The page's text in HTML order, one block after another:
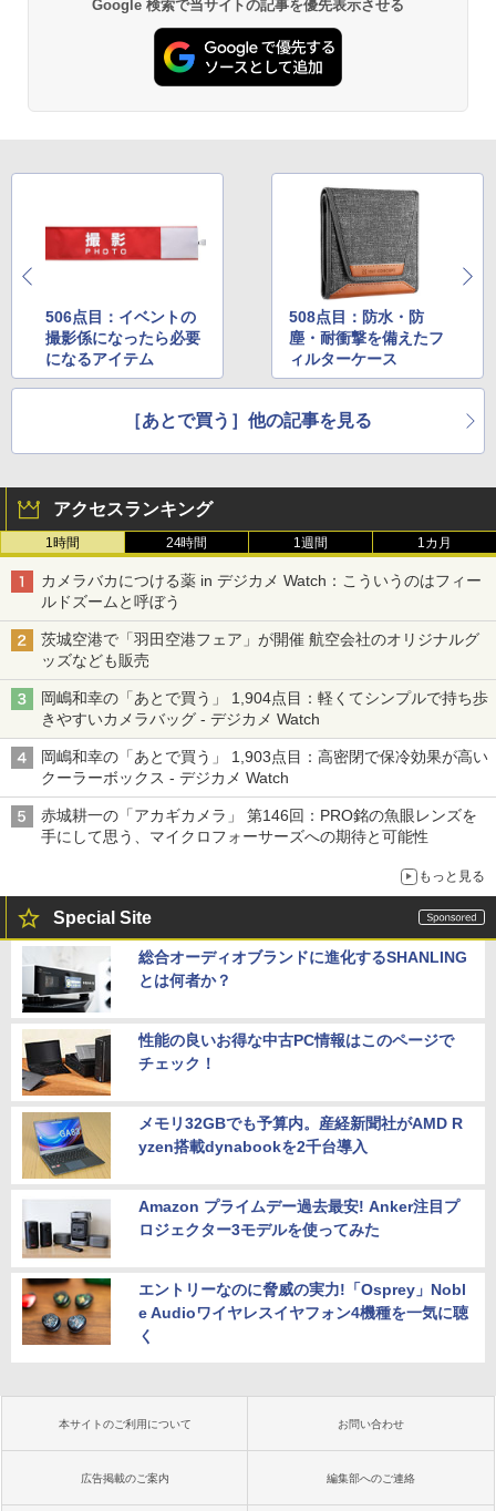
Google 検索で当サイトの記事を優先表示させる
506点目：イベントの
撮影係になったら必要
になるアイテム
508点目：防水・防
塵・耐衝撃を備えたフ
ィルターケース
［あとで買う］他の記事を見る
アクセスランキング
1時間 24時間 1週間 1カ月
カメラバカにつける薬 in デジカメ Watch：こういうのはフィー
ルドズームと呼ぼう
茨城空港で「羽田空港フェア」が開催 航空会社のオリジナルグ
ッズなども販売
岡嶋和幸の「あとで買う」 1,904点目：軽くてシンプルで持ち歩
きやすいカメラバッグ - デジカメ Watch
岡嶋和幸の「あとで買う」 1,903点目：高密閉で保冷効果が高い
クーラーボックス - デジカメ Watch
赤城耕一の「アカギカメラ」 第146回：PRO銘の魚眼レンズを
手にして思う、マイクロフォーサーズへの期待と可能性
もっと見る
Special Site
総合オーディオブランドに進化するSHANLING
とは何者か？
性能の良いお得な中古PC情報はこのページで
チェック！
メモリ32GBでも予算内。産経新聞社がAMD R
yzen搭載dynabookを2千台導入
Amazon プライムデー過去最安! Anker注目プ
ロジェクター3モデルを使ってみた
エントリーなのに脅威の実力!「Osprey」Nobl
e Audioワイヤレスイヤフォン4機種を一気に聴
く
本サイトのご利用について お問い合わせ
広告掲載のご案内 編集部へのご連絡